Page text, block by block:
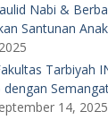
Nabi &
Santunan
Tarbiyah
dengan
14, 2025